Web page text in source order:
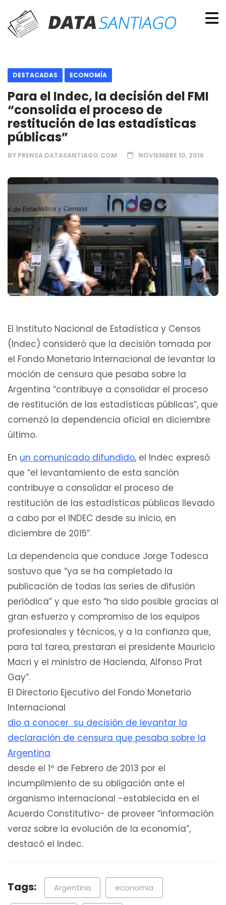
DESTACADAS ECONOMÍA
Para el Indec, la decisión del FMI
“consolida el proceso de
restitución de las estadísticas
públicas”
BY PRENSA DATASANTIAGO.COM NOVIEMBRE 10, 2016
El Instituto Nacional de Estadística y Censos
(Indec) consideró que la decisión tomada por
el Fondo Monetario Internacional de levantar la
moción de censura que pesaba sobre la
Argentina “contribuye a consolidar el proceso
de restitución de las estadísticas públicas”, que
comenzó la dependencia oficial en diciembre
último.
En un comunicado difundido, el Indec expresó
que “el levantamiento de esta sanción
contribuye a consolidar el proceso de
restitución de las estadísticas públicas llevado
a cabo por el INDEC desde su inicio, en
diciembre de 2015”.
La dependencia que conduce Jorge Todesca
sostuvo que “ya se ha completado la
publicación de todas las series de difusión
periódica” y que esto “ha sido posible gracias al
gran esfuerzo y compromiso de los equipos
profesionales y técnicos, y a la confianza que,
para tal tarea, prestaran el presidente Mauricio
Macri y el ministro de Hacienda, Alfonso Prat
Gay”.
El Directorio Ejecutivo del Fondo Monetario
Internacional
dio a conocer su decisión de levantar la
declaración de censura que pesaba sobre la
Argentina
desde el 1º de Febrero de 2013 por el
incumplimiento de su obligación ante el
organismo internacional -establecida en el
Acuerdo Constitutivo- de proveer “información
veraz sobre la evolución de la economía”,
destacó el Indec.
Tags: Argentina economia